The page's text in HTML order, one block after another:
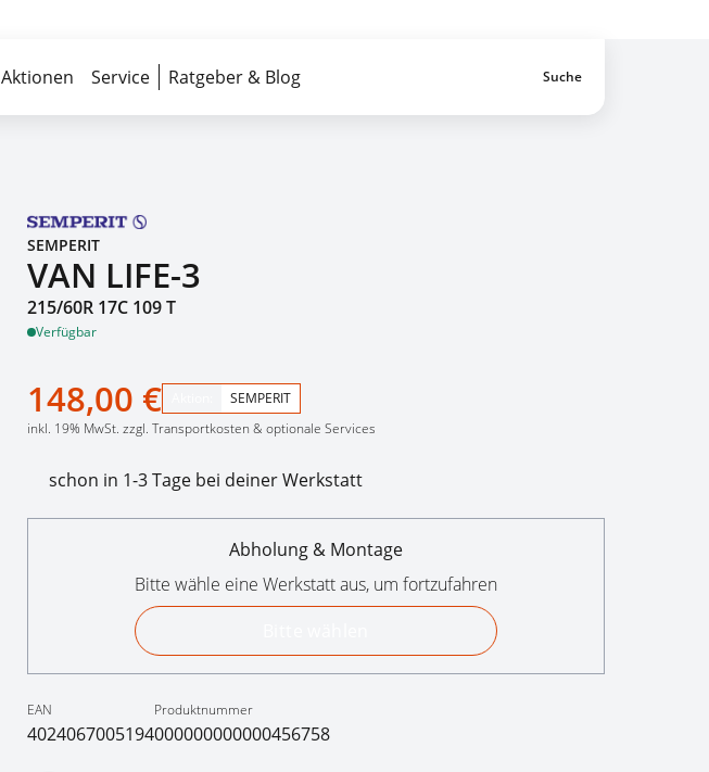
Aktionen Service Ratgeber & Blog SucheArtikel im
SEMPERIT
VAN LIFE-3
215/60R 17C 109 T
Verfügbar
148,00 €
SEMPERIT
inkl. 19% MwSt. zzgl. Transportkosten & optionale Services
schon in 1-3 Tage bei deiner Werkstatt
Abholung & Montage
Bitte wähle eine Werkstatt aus, um fortzufahren
EAN
4024067005194
Produktnummer
000000000000456758